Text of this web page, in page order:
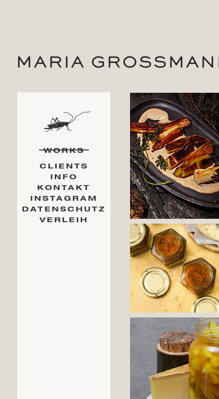
WORKS
CLIENTS
INFO
KONTAKT
INSTAGRAM
DATENSCHUTZ
VERLEIH